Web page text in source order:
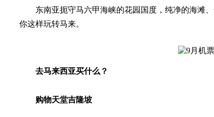
东南亚扼守马六甲海峡的花园国度，纯净的海滩
你这样玩转马来。
去马来西亚买什么？
购物天堂吉隆坡